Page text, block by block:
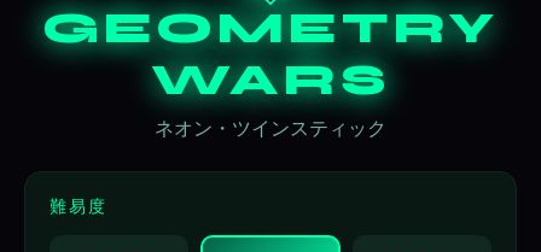
GEOMETRY
WARS
ネオン・ツインスティック
難易度